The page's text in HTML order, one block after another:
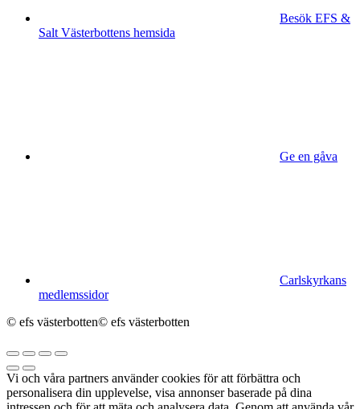
Besök EFS &
Salt Västerbottens hemsida
Ge en gåva
Carlskyrkans
medlemssidor
© efs västerbotten© efs västerbotten
Vi och våra partners använder cookies för att förbättra och
personalisera din upplevelse, visa annonser baserade på dina